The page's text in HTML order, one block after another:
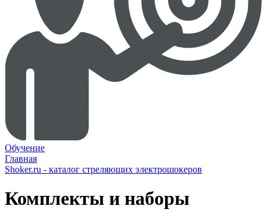
Обучение
Главная
Shoker.ru - каталог стреляющих электрошокеров
Комплекты и наборы